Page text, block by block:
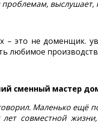
выслушает,
– это не доменщик.
любимое
сменный мастер
Маленько ещё
совместной